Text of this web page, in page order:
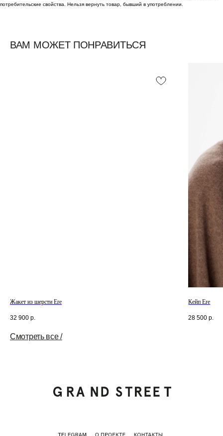
потребительские свойства. Нельзя вернуть товар, бывший в употреблении.
ВАМ МОЖЕТ ПОНРАВИТЬСЯ
Жакет из шерсти Ere
32 900 р.
Кейп Ere
28 500 р.
Смотреть все /